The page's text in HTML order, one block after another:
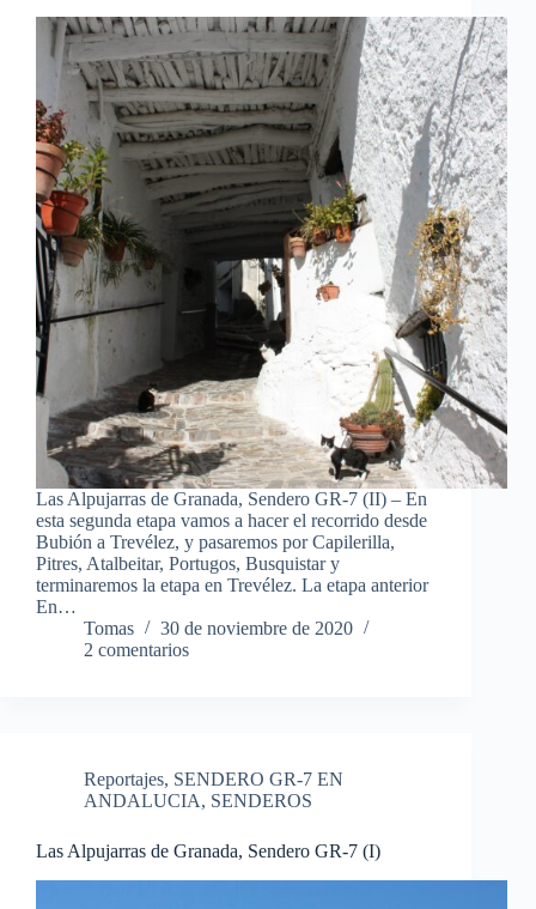
Las Alpujarras de Granada, Sendero GR-7 (II) – En
esta segunda etapa vamos a hacer el recorrido desde
Bubión a Trevélez, y pasaremos por Capilerilla,
Pitres, Atalbeitar, Portugos, Busquistar y
terminaremos la etapa en Trevélez. La etapa anterior
En…
Tomas
30 de noviembre de 2020
2 comentarios
Reportajes, SENDERO GR-7 EN
ANDALUCIA, SENDEROS
Las Alpujarras de Granada, Sendero GR-7 (I)